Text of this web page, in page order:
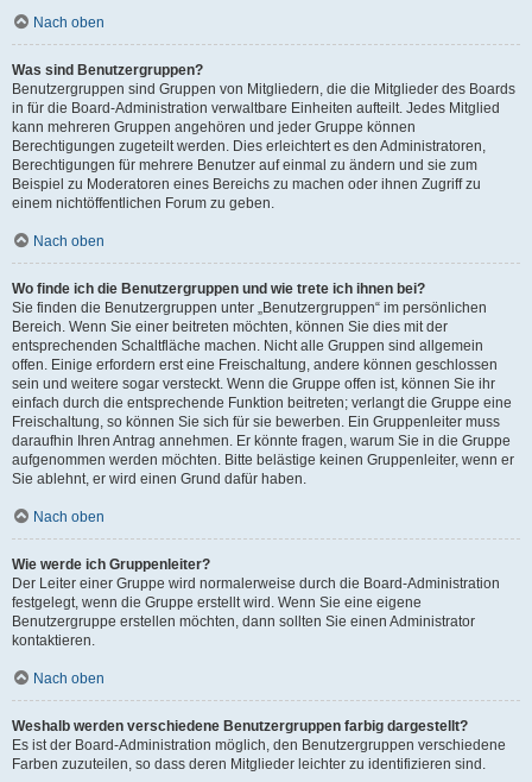
Nach oben
Was sind Benutzergruppen?
Benutzergruppen sind Gruppen von Mitgliedern, die die Mitglieder des Boards
in für die Board-Administration verwaltbare Einheiten aufteilt. Jedes Mitglied
kann mehreren Gruppen angehören und jeder Gruppe können
Berechtigungen zugeteilt werden. Dies erleichtert es den Administratoren,
Berechtigungen für mehrere Benutzer auf einmal zu ändern und sie zum
Beispiel zu Moderatoren eines Bereichs zu machen oder ihnen Zugriff zu
einem nichtöffentlichen Forum zu geben.
Nach oben
Wo finde ich die Benutzergruppen und wie trete ich ihnen bei?
Sie finden die Benutzergruppen unter „Benutzergruppen“ im persönlichen
Bereich. Wenn Sie einer beitreten möchten, können Sie dies mit der
entsprechenden Schaltfläche machen. Nicht alle Gruppen sind allgemein
offen. Einige erfordern erst eine Freischaltung, andere können geschlossen
sein und weitere sogar versteckt. Wenn die Gruppe offen ist, können Sie ihr
einfach durch die entsprechende Funktion beitreten; verlangt die Gruppe eine
Freischaltung, so können Sie sich für sie bewerben. Ein Gruppenleiter muss
daraufhin Ihren Antrag annehmen. Er könnte fragen, warum Sie in die Gruppe
aufgenommen werden möchten. Bitte belästige keinen Gruppenleiter, wenn er
Sie ablehnt, er wird einen Grund dafür haben.
Nach oben
Wie werde ich Gruppenleiter?
Der Leiter einer Gruppe wird normalerweise durch die Board-Administration
festgelegt, wenn die Gruppe erstellt wird. Wenn Sie eine eigene
Benutzergruppe erstellen möchten, dann sollten Sie einen Administrator
kontaktieren.
Nach oben
Weshalb werden verschiedene Benutzergruppen farbig dargestellt?
Es ist der Board-Administration möglich, den Benutzergruppen verschiedene
Farben zuzuteilen, so dass deren Mitglieder leichter zu identifizieren sind.